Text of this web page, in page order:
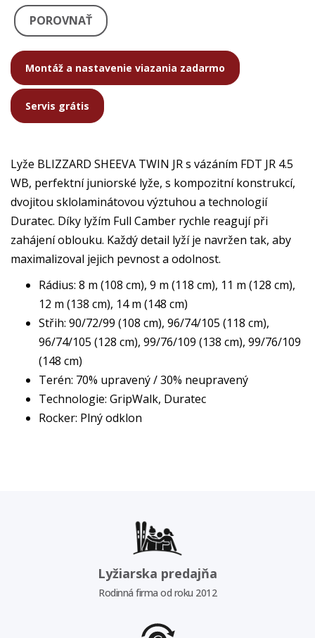
POROVNAŤ
Montáž a nastavenie viazania zadarmo
Servis grátis
Lyže BLIZZARD SHEEVA TWIN JR s vázáním FDT JR 4.5
WB, perfektní juniorské lyže, s kompozitní konstrukcí,
dvojitou sklolaminátovou výztuhou a technologií
Duratec. Díky lyžím Full Camber rychle reagují při
zahájení oblouku. Každý detail lyží je navržen tak, aby
maximalizoval jejich pevnost a odolnost.
Rádius: 8 m (108 cm), 9 m (118 cm), 11 m (128 cm),
12 m (138 cm), 14 m (148 cm)
Střih: 90/72/99 (108 cm), 96/74/105 (118 cm),
96/74/105 (128 cm), 99/76/109 (138 cm), 99/76/109
(148 cm)
Terén: 70% upravený / 30% neupravený
Technologie: GripWalk, Duratec
Rocker: Plný odklon
Lyžiarska predajňa
Rodinná firma od roku 2012